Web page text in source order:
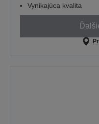
Vynikajúca kvalita